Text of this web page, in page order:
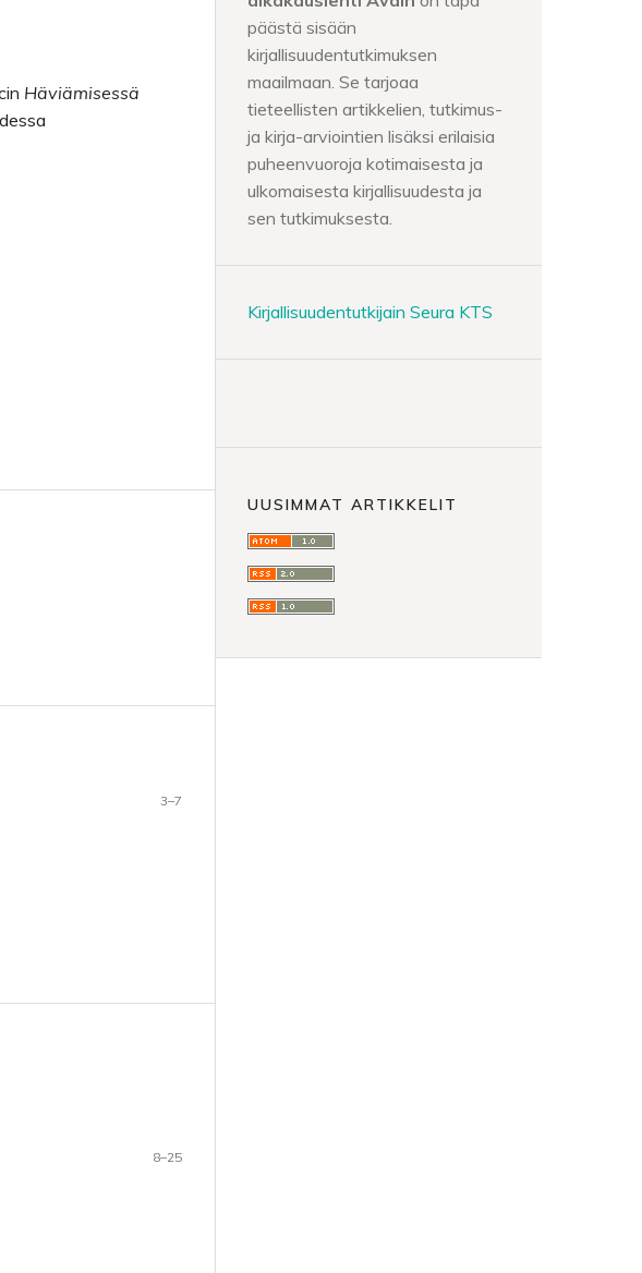
Häviämisessä
3–7
8–25
päästä sisään
kirjallisuudentutkimuksen
maailmaan. Se tarjoaa
tieteellisten artikkelien, tutkimus-
ja kirja-arviointien lisäksi erilaisia
puheenvuoroja kotimaisesta ja
ulkomaisesta kirjallisuudesta ja
sen tutkimuksesta.
Kirjallisuudentutkijain Seura KTS
UUSIMMAT ARTIKKELIT